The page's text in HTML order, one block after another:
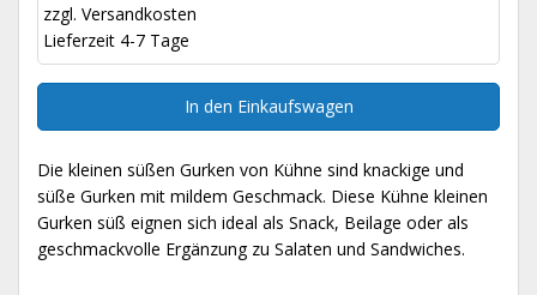
zzgl. Versandkosten
Lieferzeit 4-7 Tage
In den Einkaufswagen
Die kleinen süßen Gurken von Kühne sind knackige und
süße Gurken mit mildem Geschmack. Diese Kühne kleinen
Gurken süß eignen sich ideal als Snack, Beilage oder als
geschmackvolle Ergänzung zu Salaten und Sandwiches.